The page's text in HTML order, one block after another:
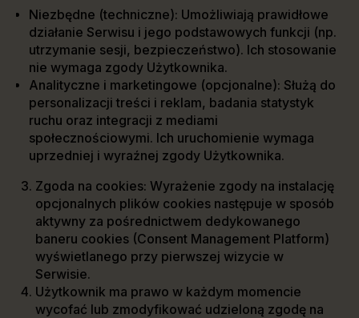
Niezbędne (techniczne): Umożliwiają prawidłowe
działanie Serwisu i jego podstawowych funkcji (np.
utrzymanie sesji, bezpieczeństwo). Ich stosowanie
nie wymaga zgody Użytkownika.
Analityczne i marketingowe (opcjonalne): Służą do
personalizacji treści i reklam, badania statystyk
ruchu oraz integracji z mediami
społecznościowymi. Ich uruchomienie wymaga
uprzedniej i wyraźnej zgody Użytkownika.
Zgoda na cookies: Wyrażenie zgody na instalację
opcjonalnych plików cookies następuje w sposób
aktywny za pośrednictwem dedykowanego
baneru cookies (Consent Management Platform)
wyświetlanego przy pierwszej wizycie w
Serwisie.
Użytkownik ma prawo w każdym momencie
wycofać lub zmodyfikować udzieloną zgodę na